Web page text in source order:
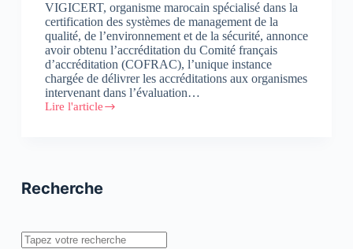
VIGICERT, organisme marocain spécialisé dans la
certification des systèmes de management de la
qualité, de l’environnement et de la sécurité, annonce
avoir obtenu l’accréditation du Comité français
d’accréditation (COFRAC), l’unique instance
chargée de délivrer les accréditations aux organismes
intervenant dans l’évaluation…
Lire l'article
VIGICERT
de
Recherche
Rechercher